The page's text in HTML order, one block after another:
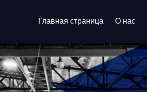
Главная страница О нас